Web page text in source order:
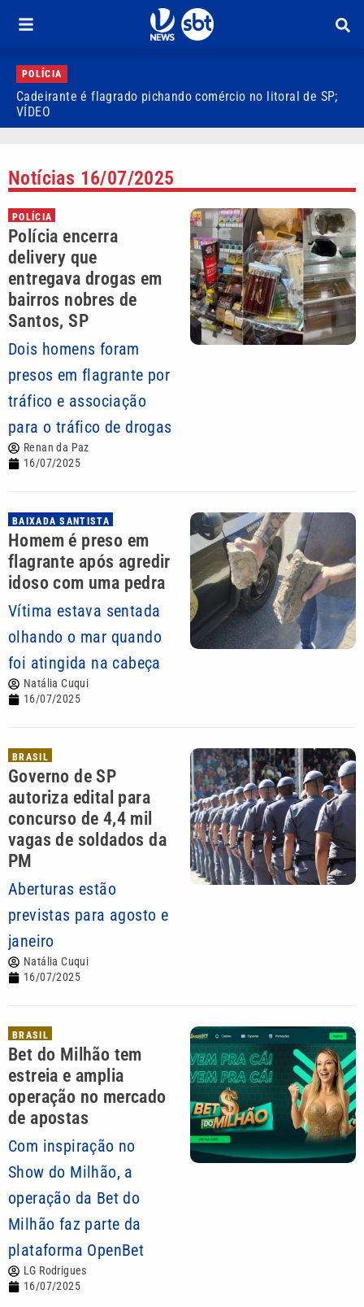
POLÍCIA
Cadeirante é flagrado pichando comércio no litoral de SP;
VÍDEO
Notícias 16/07/2025
POLÍCIA
Polícia encerra
delivery que
entregava drogas em
bairros nobres de
Santos, SP
Dois homens foram
presos em flagrante por
tráfico e associação
para o tráfico de drogas
Renan da Paz
16/07/2025
BAIXADA SANTISTA
Homem é preso em
flagrante após agredir
idoso com uma pedra
Vítima estava sentada
olhando o mar quando
foi atingida na cabeça
Natália Cuqui
16/07/2025
BRASIL
Governo de SP
autoriza edital para
concurso de 4,4 mil
vagas de soldados da
PM
Aberturas estão
previstas para agosto e
janeiro
Natália Cuqui
16/07/2025
BRASIL
Bet do Milhão tem
estreia e amplia
operação no mercado
de apostas
Com inspiração no
Show do Milhão, a
operação da Bet do
Milhão faz parte da
plataforma OpenBet
LG Rodrigues
16/07/2025